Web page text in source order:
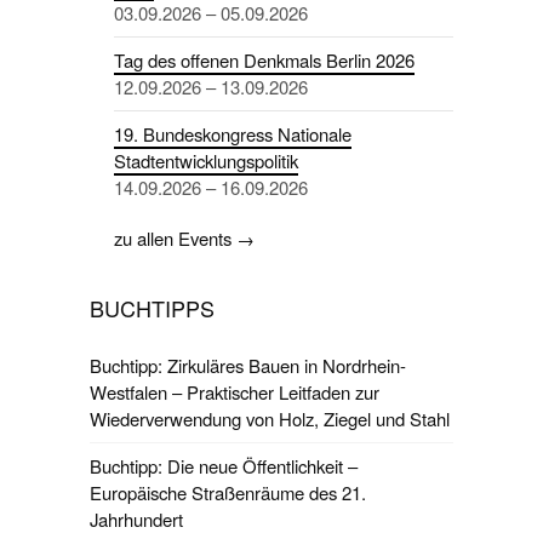
03.09.2026 – 05.09.2026
Tag des offenen Denkmals Berlin 2026
12.09.2026 – 13.09.2026
19. Bundeskongress Nationale
Stadtentwicklungspolitik
14.09.2026 – 16.09.2026
zu allen Events →
BUCHTIPPS
Buchtipp: Zirkuläres Bauen in Nordrhein-
Westfalen – Praktischer Leitfaden zur
Wiederverwendung von Holz, Ziegel und Stahl
Buchtipp: Die neue Öffentlichkeit –
Europäische Straßenräume des 21.
Jahrhundert